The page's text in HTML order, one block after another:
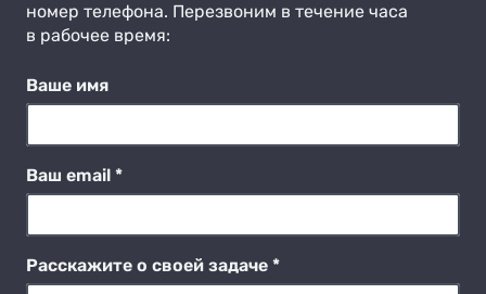
номер телефона. Перезвоним в течение часа
в рабочее время:
Ваше имя
Ваш email *
Расскажите о своей задаче *